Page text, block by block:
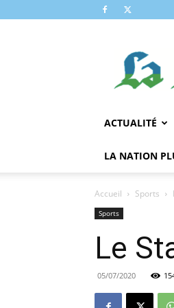
ACTUALITÉ
LA NATION
Accueil Sports
Sports
Le
05/07/2020